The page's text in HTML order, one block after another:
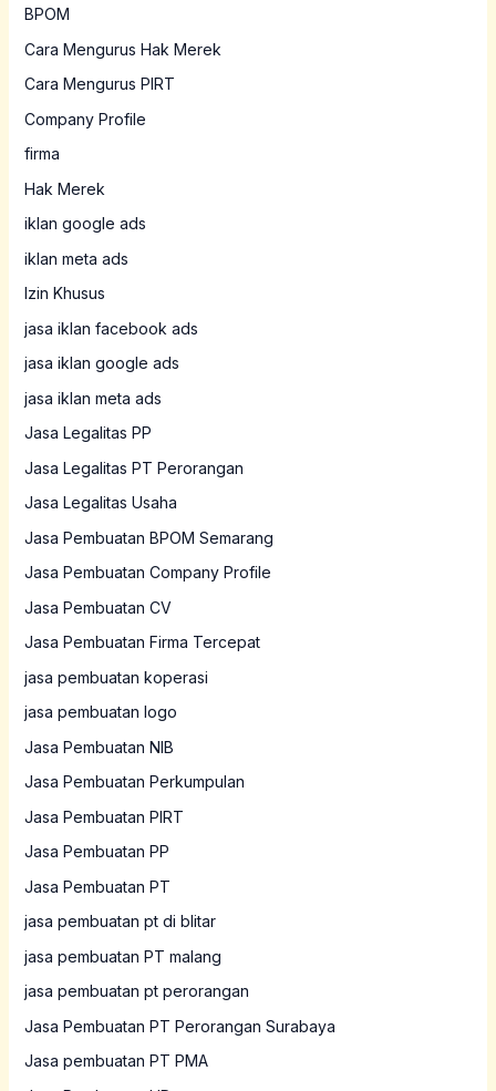
BPOM
Cara Mengurus Hak Merek
Cara Mengurus PIRT
Company Profile
firma
Hak Merek
iklan google ads
iklan meta ads
Izin Khusus
jasa iklan facebook ads
jasa iklan google ads
jasa iklan meta ads
Jasa Legalitas PP
Jasa Legalitas PT Perorangan
Jasa Legalitas Usaha
Jasa Pembuatan BPOM Semarang
Jasa Pembuatan Company Profile
Jasa Pembuatan CV
Jasa Pembuatan Firma Tercepat
jasa pembuatan koperasi
jasa pembuatan logo
Jasa Pembuatan NIB
Jasa Pembuatan Perkumpulan
Jasa Pembuatan PIRT
Jasa Pembuatan PP
Jasa Pembuatan PT
jasa pembuatan pt di blitar
jasa pembuatan PT malang
jasa pembuatan pt perorangan
Jasa Pembuatan PT Perorangan Surabaya
Jasa pembuatan PT PMA